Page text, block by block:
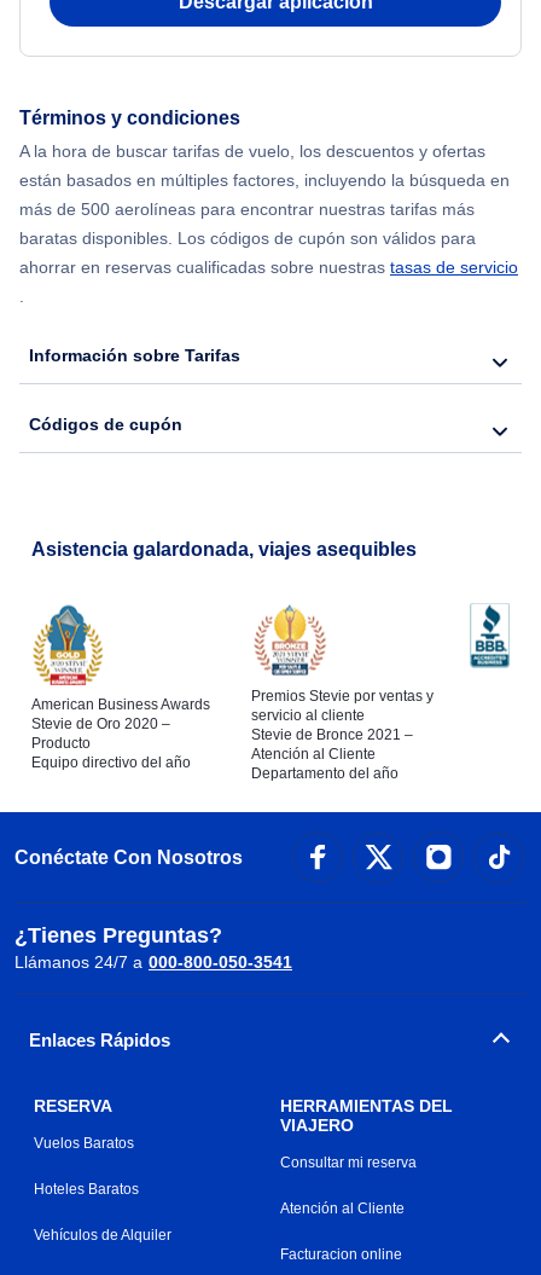
Términos y condiciones
A la hora de buscar tarifas de vuelo, los descuentos y ofertas
están basados en múltiples factores, incluyendo la búsqueda en
más de 500 aerolíneas para encontrar nuestras tarifas más
baratas disponibles. Los códigos de cupón son válidos para
ahorrar en reservas cualificadas sobre nuestras tasas de servicio
.
Información sobre Tarifas
Códigos de cupón
Asistencia galardonada, viajes asequibles
American Business Awards
Stevie de Oro 2020 –
Producto
Equipo directivo del año
Premios Stevie por ventas y
servicio al cliente
Stevie de Bronce 2021 –
Atención al Cliente
Departamento del año
Conéctate Con Nosotros
¿Tienes Preguntas?
Llámanos 24/7 a 000-800-050-3541
Enlaces Rápidos
RESERVA
Vuelos Baratos
Hoteles Baratos
Vehículos de Alquiler
HERRAMIENTAS DEL
VIAJERO
Consultar mi reserva
Atención al Cliente
Facturacion online